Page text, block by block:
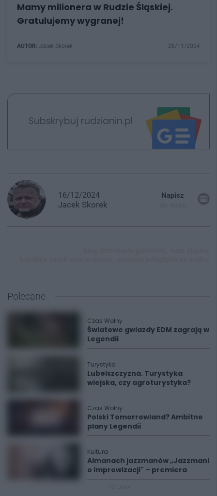
Mamy milionera w Rudzie Śląskiej.
Gratulujemy wygranej!
AUTOR: Jacek Skorek 26/11/2024
Subskrybuj rudzianin.pl
16/12/2024
Jacek Skorek
Napisz
Polecane
Czas Wolny
Światowe gwiazdy EDM zagrają w
Legendii
Turystyka
Lubelszczyzna. Turystyka
wiejska, czy agroturystyka?
Czas Wolny
Polski Tomorrowland? Ambitne
plany Legendii
Kultura
Almanach jazzmanów „Jazzmani
o improwizacji" – premiera